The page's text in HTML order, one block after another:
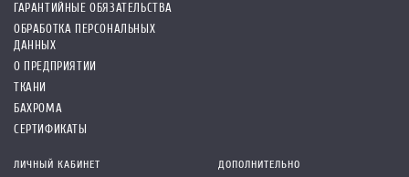
ГАРАНТИЙНЫЕ ОБЯЗАТЕЛЬСТВА
ОБРАБОТКА ПЕРСОНАЛЬНЫХ
ДАННЫХ
О ПРЕДПРИЯТИИ
ТКАНИ
БАХРОМА
СЕРТИФИКАТЫ
ЛИЧНЫЙ КАБИНЕТ ДОПОЛНИТЕЛЬНО